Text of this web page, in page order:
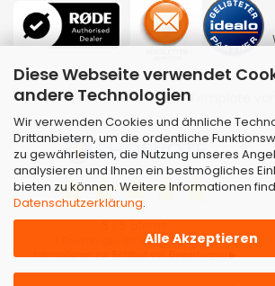
Diese Webseite verwendet
andere Technologien
Wir verwenden Cookies und ähnliche
Drittanbietern, um die ordentliche
zu gewährleisten, die Nutzung unseres
analysieren und Ihnen ein bestmögliches
bieten zu können. Weitere Informationen
Datenschutzerklärung.
Alle Akzeptieren
mit Gambio.de © 2026 | Template von